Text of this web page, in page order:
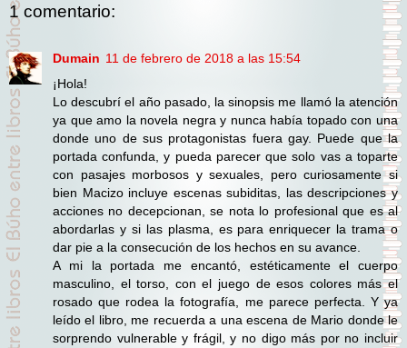
1 comentario:
Dumain 11 de febrero de 2018 a las 15:54
¡Hola!
Lo descubrí el año pasado, la sinopsis me llamó la atención
ya que amo la novela negra y nunca había topado con una
donde uno de sus protagonistas fuera gay. Puede que la
portada confunda, y pueda parecer que solo vas a toparte
con pasajes morbosos y sexuales, pero curiosamente si
bien Macizo incluye escenas subiditas, las descripciones y
acciones no decepcionan, se nota lo profesional que es al
abordarlas y si las plasma, es para enriquecer la trama o
dar pie a la consecución de los hechos en su avance.
A mi la portada me encantó, estéticamente el cuerpo
masculino, el torso, con el juego de esos colores más el
rosado que rodea la fotografía, me parece perfecta. Y ya
leído el libro, me recuerda a una escena de Mario donde le
sorprendo vulnerable y frágil, y no digo más por no incluir